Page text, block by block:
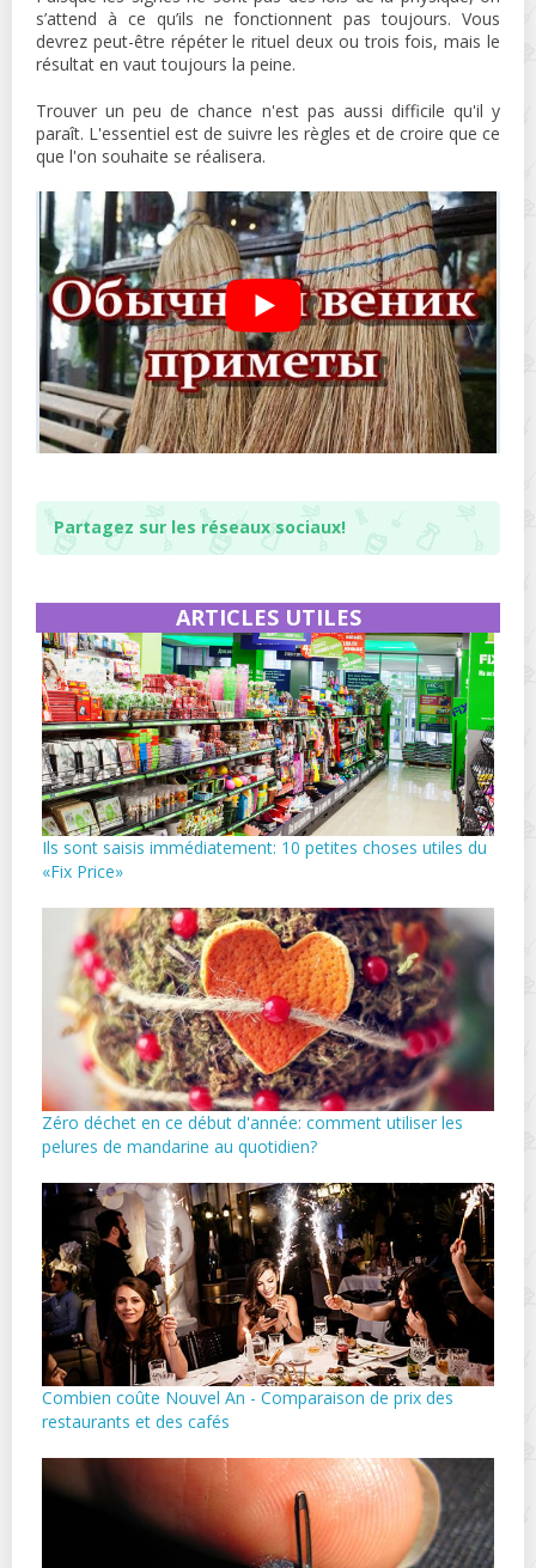
s’attend à ce qu’ils ne fonctionnent pas toujours. Vous
devrez peut-être répéter le rituel deux ou trois fois, mais le
résultat en vaut toujours la peine.
Trouver un peu de chance n'est pas aussi difficile qu'il y
paraît. L'essentiel est de suivre les règles et de croire que ce
que l'on souhaite se réalisera.
Partagez sur les réseaux sociaux!
ARTICLES UTILES
Ils sont saisis immédiatement: 10 petites choses utiles du
«Fix Price»
Zéro déchet en ce début d'année: comment utiliser les
pelures de mandarine au quotidien?
Combien coûte Nouvel An - Comparaison de prix des
restaurants et des cafés